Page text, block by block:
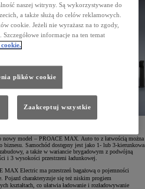
nowy model – PROACE MAX. Auto to z łatwością można
biznesu. Samochód dostępny jest jako 1- lub 3-kierunkowa
a także w wariancie brygadowym z podwójną
i 3 wysokości przestrzeni ładunkowej.
Electric ma przestrzeń bagażową o pojemności
Pojazd charakteryzuje się też niskim progiem
kształtach, co ułatwia ładowanie i rozładowywanie
naszej witryny. Są wykorzystywane do
a także służą do celów reklamowych.
cookie. Jeżeli nie wyrażasz na to zgody,
Szczegółowe informacje na ten temat
plików cookie
Zaakceptuj wszystkie